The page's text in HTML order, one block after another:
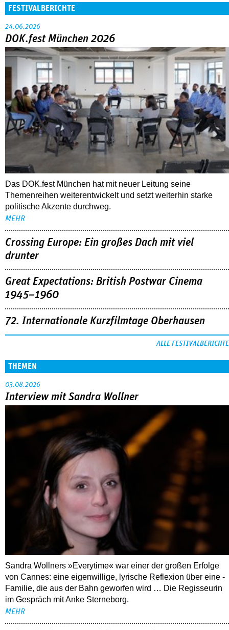
FESTIVALBERICHTE
24.06.2026
DOK.fest München 2026
Das DOK.fest München hat mit neuer Leitung seine
Themenreihen weiterentwickelt und setzt weiterhin starke
politische Akzente durchweg.
MEHR
Crossing Europe: Ein großes Dach mit viel
drunter
Great Expectations: British Postwar Cinema
1945–1960
72. Internationale Kurzfilmtage Oberhausen
ALLE FESTIVALBERICHTE
THEMEN
03.08.2026
Interview mit Sandra Wollner
Sandra Wollners »Everytime« war einer der großen Erfolge
von Cannes: eine eigenwillige, lyrische Reflexion über eine ­
Familie, die aus der Bahn geworfen wird … Die Regisseurin
im Gespräch mit Anke Sterneborg.
MEHR